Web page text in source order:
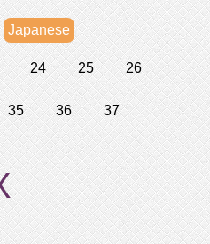
Japanese
24 25 26
35 36 37